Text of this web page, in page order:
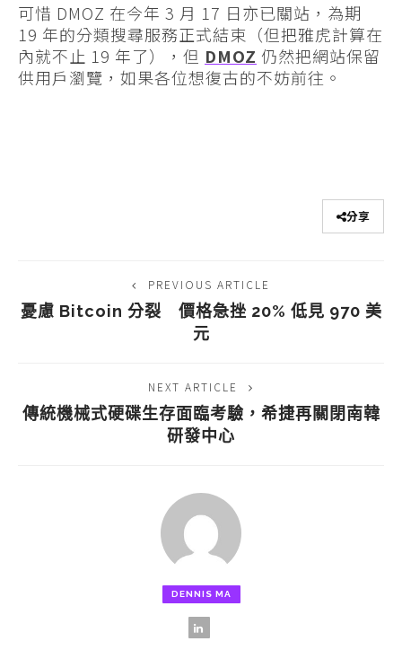
可惜 DMOZ 在今年 3 月 17 日亦已關站，為期
19 年的分類搜尋服務正式結束（但把雅虎計算在
內就不止 19 年了），但 DMOZ 仍然把網站保留
供用戶瀏覽，如果各位想復古的不妨前往。
分享
PREVIOUS ARTICLE
憂慮 Bitcoin 分裂 價格急挫 20% 低見 970 美
元
NEXT ARTICLE
傳統機械式硬碟生存面臨考驗，希捷再關閉南韓
研發中心
DENNIS MA